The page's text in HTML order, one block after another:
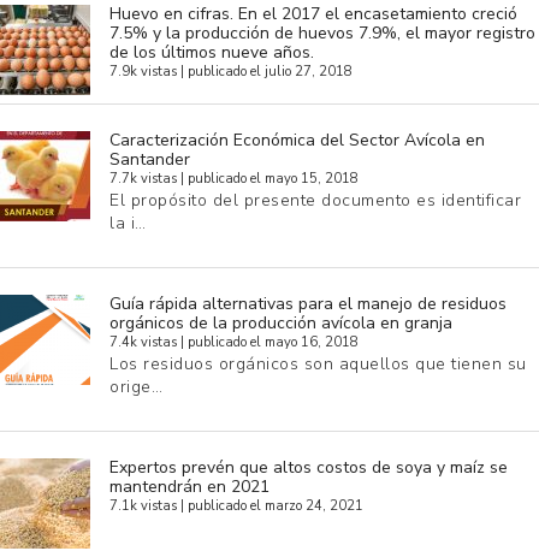
Huevo en cifras. En el 2017 el encasetamiento creció
7.5% y la producción de huevos 7.9%, el mayor registro
de los últimos nueve años.
7.9k vistas publicado el julio 27, 2018
Caracterización Económica del Sector Avícola en
Santander
7.7k vistas publicado el mayo 15, 2018
El propósito del presente documento es identificar
la i…
Guía rápida alternativas para el manejo de residuos
orgánicos de la producción avícola en granja
7.4k vistas publicado el mayo 16, 2018
Los residuos orgánicos son aquellos que tienen su
orige…
Expertos prevén que altos costos de soya y maíz se
mantendrán en 2021
7.1k vistas publicado el marzo 24, 2021